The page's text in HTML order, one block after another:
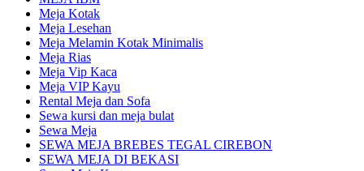
Meja Kotak
Meja Lesehan
Meja Melamin Kotak Minimalis
Meja Rias
Meja Vip Kaca
Meja VIP Kayu
Rental Meja dan Sofa
Sewa kursi dan meja bulat
Sewa Meja
SEWA MEJA BREBES TEGAL CIREBON
SEWA MEJA DI BEKASI